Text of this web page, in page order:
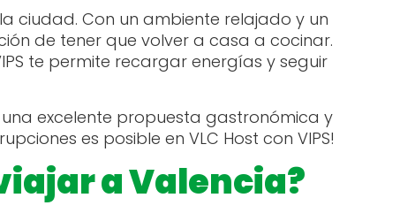
ciudad. Con un ambiente relajado y un
de tener que volver a casa a cocinar.
te permite recargar energías y seguir
excelente propuesta gastronómica y
es posible en VLC Host con VIPS!
a Valencia?